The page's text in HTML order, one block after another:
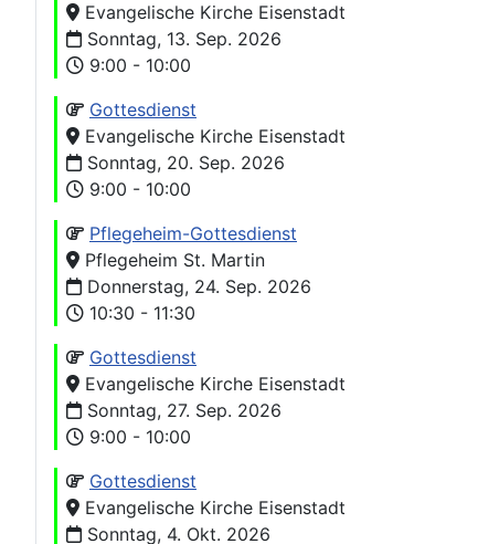
Evangelische Kirche Eisenstadt
Sonntag, 13. Sep. 2026
9:00 - 10:00
Gottesdienst
Evangelische Kirche Eisenstadt
Sonntag, 20. Sep. 2026
9:00 - 10:00
Pflegeheim-Gottesdienst
Pflegeheim St. Martin
Donnerstag, 24. Sep. 2026
10:30 - 11:30
Gottesdienst
Evangelische Kirche Eisenstadt
Sonntag, 27. Sep. 2026
9:00 - 10:00
Gottesdienst
Evangelische Kirche Eisenstadt
Sonntag, 4. Okt. 2026